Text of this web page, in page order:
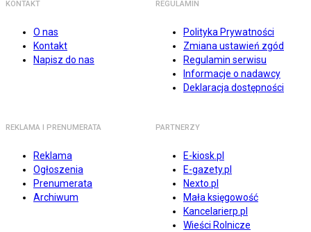
KONTAKT
O nas
Kontakt
Napisz do nas
REGULAMIN
Polityka Prywatności
Zmiana ustawień zgód
Regulamin serwisu
Informacje o nadawcy
Deklaracja dostępności
REKLAMA I PRENUMERATA
Reklama
Ogłoszenia
Prenumerata
Archiwum
PARTNERZY
E-kiosk.pl
E-gazety.pl
Nexto.pl
Mała księgowość
Kancelarierp.pl
Wieści Rolnicze